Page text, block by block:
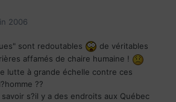
2006
sont redoutables
de véritables
affamés de chaire humaine !
lutte à grande échelle contre ces
??
s?il y a des endroits aux Québec